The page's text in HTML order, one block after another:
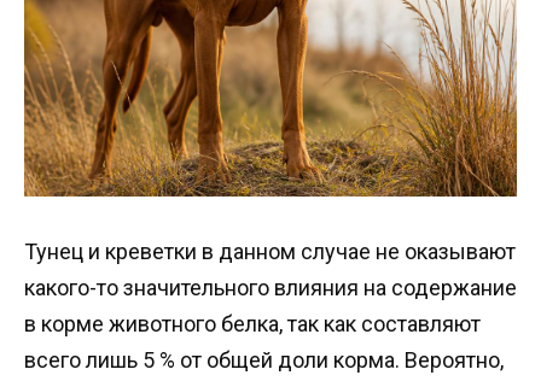
Тунец и креветки в данном случае не оказывают
какого-то значительного влияния на содержание
в корме животного белка, так как составляют
всего лишь 5 % от общей доли корма. Вероятно,